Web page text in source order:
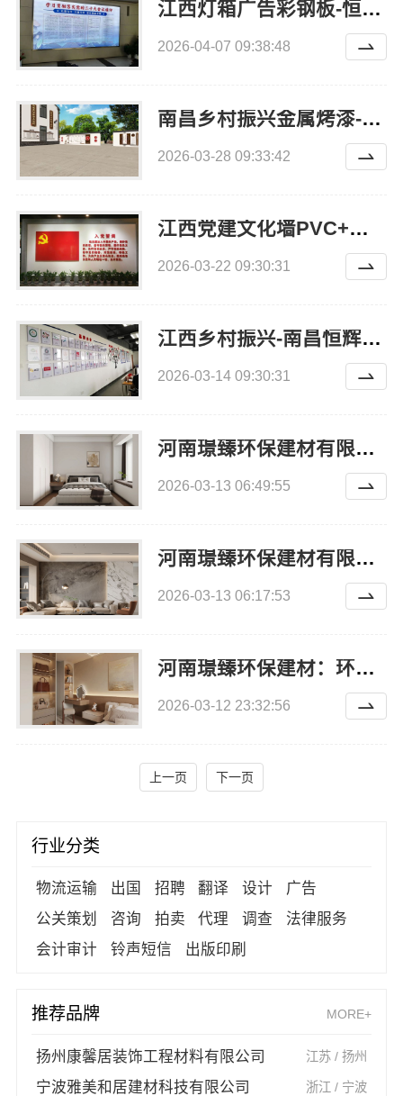
江西灯箱广告彩钢板-恒辉广告
2026-04-07 09:38:48
南昌乡村振兴金属烤漆-南昌恒辉广告
2026-03-28 09:33:42
江西党建文化墙PVC+亚克力材质-南昌恒辉广告
2026-03-22 09:30:31
江西乡村振兴-南昌恒辉广告
2026-03-14 09:30:31
河南璟臻环保建材有限公司打造绿色家居新标准
2026-03-13 06:49:55
河南璟臻环保建材有限公司全铝整装品质保障
2026-03-13 06:17:53
河南璟臻环保建材：环保与美观兼得全铝整装
2026-03-12 23:32:56
上一页 下一页
行业分类
物流运输 出国 招聘 翻译 设计
广告
公关策划
咨询 拍卖 代理 调查
法律服务
会计审计
铃声短信 出版印刷
推荐品牌 MORE+
扬州康馨居装饰工程材料有限公司 江苏 / 扬州
宁波雅美和居建材科技有限公司 浙江 / 宁波